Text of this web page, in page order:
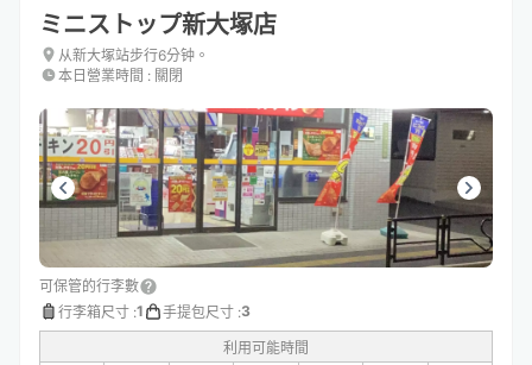
ミニストップ新大塚店
从新大塚站步行6分钟。
本日營業時間 : 關閉
可保管的行李數
行李箱尺寸 :1 手提包尺寸 :3
利用可能時間